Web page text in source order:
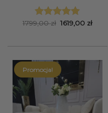
Oceniono5
1799,00zł Pierwotna
cena
1619,00 zł
Promocja!